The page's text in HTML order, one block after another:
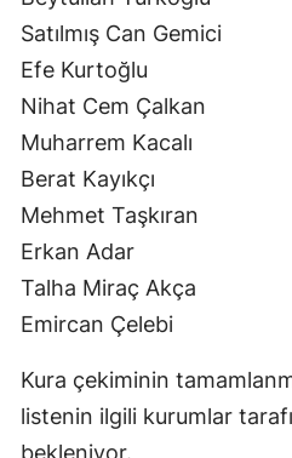
Satılmış Can Gemici
Efe Kurtoğlu
Nihat Cem Çalkan
Muharrem Kacalı
Berat Kayıkçı
Mehmet Taşkıran
Erkan Adar
Talha Miraç Akça
Emircan Çelebi
Kura çekiminin
listenin ilgili kurumlar
bekleniyor.